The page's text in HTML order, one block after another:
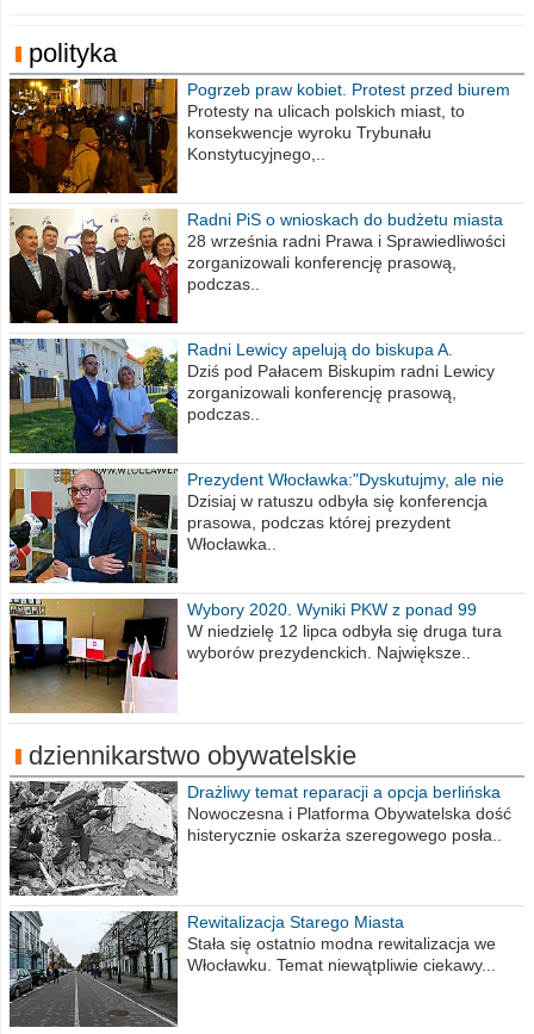
polityka
Pogrzeb praw kobiet. Protest przed biurem
poselskim PiS
Protesty na ulicach polskich miast, to
konsekwencje wyroku Trybunału
Konstytucyjnego,..
Radni PiS o wnioskach do budżetu miasta
na 2021 rok
28 września radni Prawa i Sprawiedliwości
zorganizowali konferencję prasową,
podczas..
Radni Lewicy apelują do biskupa A.
Wiesława Meringa
Dziś pod Pałacem Biskupim radni Lewicy
zorganizowali konferencję prasową,
podczas..
Prezydent Włocławka:"Dyskutujmy, ale nie
obrażajmy się”
Dzisiaj w ratuszu odbyła się konferencja
prasowa, podczas której prezydent
Włocławka..
Wybory 2020. Wyniki PKW z ponad 99
procent obwodów
W niedzielę 12 lipca odbyła się druga tura
wyborów prezydenckich. Największe..
dziennikarstwo obywatelskie
Drażliwy temat reparacji a opcja berlińska
Nowoczesna i Platforma Obywatelska dość
histerycznie oskarża szeregowego posła..
Rewitalizacja Starego Miasta
Stała się ostatnio modna rewitalizacja we
Włocławku. Temat niewątpliwie ciekawy...